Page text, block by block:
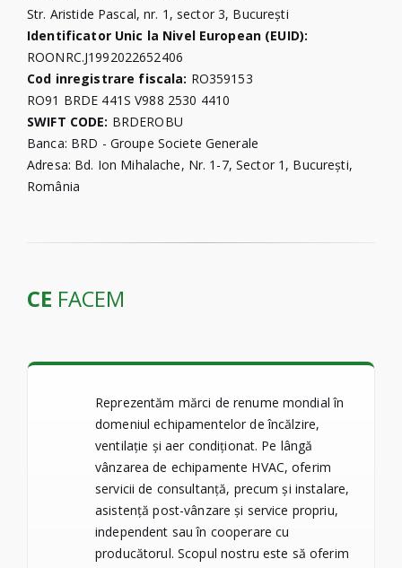
Str. Aristide Pascal, nr. 1, sector 3, București
Identificator Unic la Nivel European (EUID):
ROONRC.J1992022652406
Cod inregistrare fiscala: RO359153
RO91 BRDE 441S V988 2530 4410
SWIFT CODE: BRDEROBU
Banca: BRD - Groupe Societe Generale
Adresa: Bd. Ion Mihalache, Nr. 1-7, Sector 1, București,
România
CE FACEM
Reprezentăm mărci de renume mondial în
domeniul echipamentelor de încălzire,
ventilație și aer condiționat. Pe lângă
vânzarea de echipamente HVAC, oferim
servicii de consultanță, precum și instalare,
asistență post-vânzare și service propriu,
independent sau în cooperare cu
producătorul. Scopul nostru este să oferim